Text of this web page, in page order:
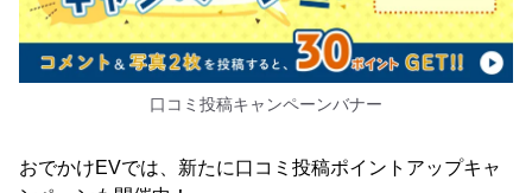
口コミ投稿キャンペーンバナー
おでかけEVでは、新たに口コミ投稿ポイントアップキャ